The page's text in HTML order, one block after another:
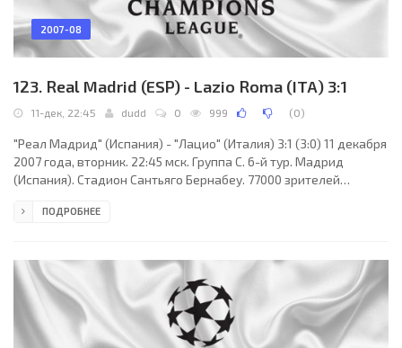
2007-08
123. Real Madrid (ESP) - Lazio Roma (ITA) 3:1
11-дек, 22:45 dudd 0 999 (0)
"Реал Мадрид" (Испания) - "Лацио" (Италия) 3:1 (3:0) 11 декабря
2007 года, вторник. 22:45 мск. Группа C. 6-й тур. Мадрид
(Испания). Стадион Сантьяго Бернабеу. 77000 зрителей
Карассо, Швейцария), Франческо Бураджина, Маттиас Арне
Каннаваро, Марсело, Мамаду Диарра, Жулио Баптиста, Уэсли
Снейдер (Арьен Роббен, 46), Рауль, Робиньо
ПОДРОБНЕЕ